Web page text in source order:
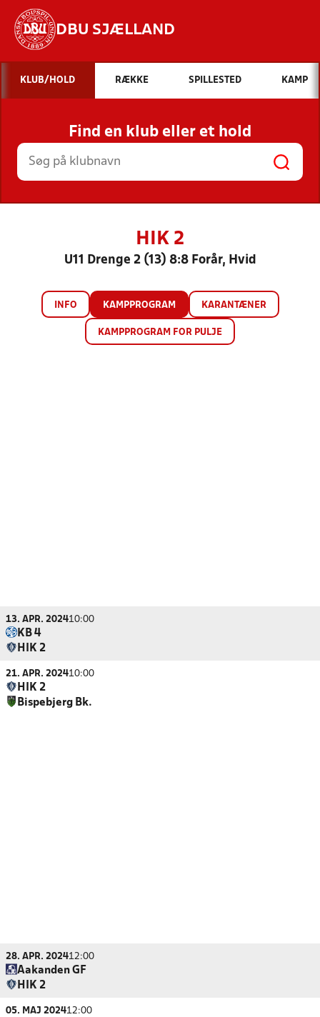
DBU SJÆLLAND
Hvad vil du søge efter?
INDHOLD OG NYHEDER
STILLINGER, RESULTATER, KLUBBER OG
HOLD
KLUB/HOLD RÆKKE SPILLESTED KAMP
Find en klub eller et hold
HIK 2
U11 Drenge 2 (13) 8:8 Forår, Hvid
INFO KAMPPROGRAM KARANTÆNER
KAMPPROGRAM FOR PULJE
13. APR. 202410:00
KB 4
HIK 2
21. APR. 202410:00
HIK 2
Bispebjerg Bk.
28. APR. 202412:00
Aakanden GF
HIK 2
05. MAJ 202412:00